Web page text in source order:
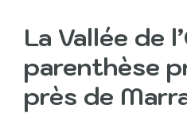
La Vallée de
parenthèse
près de